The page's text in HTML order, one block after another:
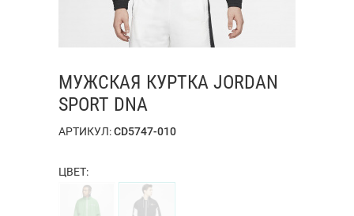
МУЖСКАЯ КУРТКА JORDAN
SPORT DNA
АРТИКУЛ:CD5747-010
ЦВЕТ: